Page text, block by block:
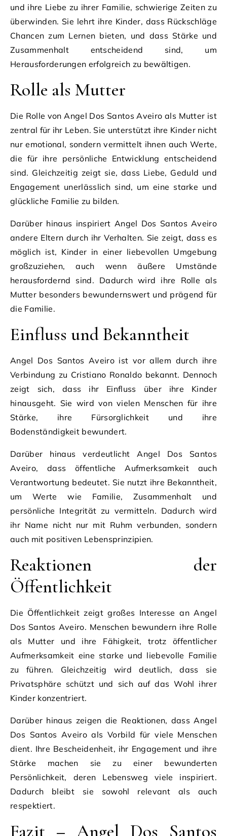
und ihre Liebe zu ihrer Familie, schwierige Zeiten zu
überwinden. Sie lehrt ihre Kinder, dass Rückschläge
Chancen zum Lernen bieten, und dass Stärke und
Zusammenhalt entscheidend sind, um
Herausforderungen erfolgreich zu bewältigen.
Rolle als Mutter
Die Rolle von Angel Dos Santos Aveiro als Mutter ist
zentral für ihr Leben. Sie unterstützt ihre Kinder nicht
nur emotional, sondern vermittelt ihnen auch Werte,
die für ihre persönliche Entwicklung entscheidend
sind. Gleichzeitig zeigt sie, dass Liebe, Geduld und
Engagement unerlässlich sind, um eine starke und
glückliche Familie zu bilden.
Darüber hinaus inspiriert Angel Dos Santos Aveiro
andere Eltern durch ihr Verhalten. Sie zeigt, dass es
möglich ist, Kinder in einer liebevollen Umgebung
großzuziehen, auch wenn äußere Umstände
herausfordernd sind. Dadurch wird ihre Rolle als
Mutter besonders bewundernswert und prägend für
die Familie.
Einfluss und Bekanntheit
Angel Dos Santos Aveiro ist vor allem durch ihre
Verbindung zu Cristiano Ronaldo bekannt. Dennoch
zeigt sich, dass ihr Einfluss über ihre Kinder
hinausgeht. Sie wird von vielen Menschen für ihre
Stärke, ihre Fürsorglichkeit und ihre
Bodenständigkeit bewundert.
Darüber hinaus verdeutlicht Angel Dos Santos
Aveiro, dass öffentliche Aufmerksamkeit auch
Verantwortung bedeutet. Sie nutzt ihre Bekanntheit,
um Werte wie Familie, Zusammenhalt und
persönliche Integrität zu vermitteln. Dadurch wird
ihr Name nicht nur mit Ruhm verbunden, sondern
auch mit positiven Lebensprinzipien.
Reaktionen der
Öffentlichkeit
Die Öffentlichkeit zeigt großes Interesse an Angel
Dos Santos Aveiro. Menschen bewundern ihre Rolle
als Mutter und ihre Fähigkeit, trotz öffentlicher
Aufmerksamkeit eine starke und liebevolle Familie
zu führen. Gleichzeitig wird deutlich, dass sie
Privatsphäre schützt und sich auf das Wohl ihrer
Kinder konzentriert.
Darüber hinaus zeigen die Reaktionen, dass Angel
Dos Santos Aveiro als Vorbild für viele Menschen
dient. Ihre Bescheidenheit, ihr Engagement und ihre
Stärke machen sie zu einer bewunderten
Persönlichkeit, deren Lebensweg viele inspiriert.
Dadurch bleibt sie sowohl relevant als auch
respektiert.
Fazit – Angel Dos Santos